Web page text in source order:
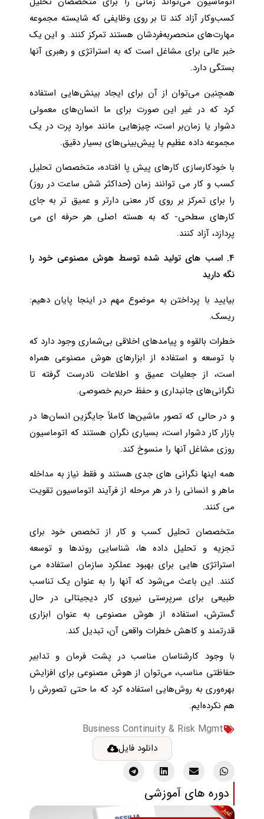
کسب‌وکار آزاد کند تا بر روی وظایفی که شایسته مجموعه
مهارت‌های منحصربه‌فردشان هستند تمرکز کنند. و این یک
خبر عالی برای مشاغل است که به استراتژی و رهبری آنها
بستگی دارد.
همچنین می‌توان از آن برای ایجاد بینش‌هایی استفاده
کرد که در غیر این صورت برای ما انسان‌های معمولی
دشوار یا زمان‌بر است، چیزهایی مانند موارد پرت در یک
مجموعه داده عظیم یا پیش‌بینی‌های بسیار دقیق.
با خودکارسازی کارهای پیش پا افتاده، متخصصان تحلیل
کسب و کار می توانند زمان (حداکثر شش ساعت در روز)
را برای تمرکز بر روی کار معنی دارتر و عمیق تر به جای
کارهای سطحی- که به هسته اصلی هر حرفه ای می
پردازد، آزاد کنند.
4. اسب های تولید شده توسط هوش مصنوعی خود را
نگه دارید
بیایید با پرداختن به موضوع مهم در اینجا پایان دهیم:
ریسک.
خطرات بالقوه و پیامدهای اخلاقی بی‌شماری وجود دارد که
با توسعه و استفاده از ابزارهای هوش مصنوعی همراه
است، از جعلیات عمیق و اطلاعات نادرست گرفته تا
نگرانی‌های جانبداری و حفظ حریم خصوصی.
و در حالی که تصور ماشین‌ها کاملاً جایگزین انسان‌ها در
بازار کار دشوار است، بسیاری نگران هستند که اتوماسیون
روزی مشاغل آنها را منسوخ کند.
همه اینها نگرانی های جدی هستند و فقط نیاز به مداخله
ماهر و انسانی را در هر مرحله از فرآیند اتوماسیون تقویت
می کنند.
متخصصان تحلیل کسب و کار از تخصص خود برای
تجزیه و تحلیل داده ها، شناسایی روندها و توسعه
استراتژی هایی برای بهبود عملکرد سازمان استفاده می
کنند. این باعث می‌شود که آنها را به عنوان یک تناسب
طبیعی برای سرپرستی نیروی کار دیجیتالی در حال
گسترش، استفاده از هوش مصنوعی به عنوان ابزاری
قدرتمند و کاهش خطرات واقعی آن، تبدیل کند.
با وجود کارشناسان مناسب در پشت فرمان و تدابیر
حفاظتی مناسب، می‌توان از هوش مصنوعی برای افزایش
بهره‌وری به روش‌هایی استفاده کرد که ما حتی تصورش را
هم نکرده‌ایم.
Business Continuity & Risk Mgmt
دانلود فایل
دوره های آموزشی